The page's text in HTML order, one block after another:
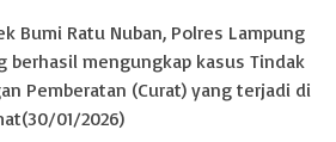
Bumi Ratu Nuban, Polres Lampung
berhasil mengungkap kasus Tindak
Pemberatan (Curat) yang terjadi di
01/2026)